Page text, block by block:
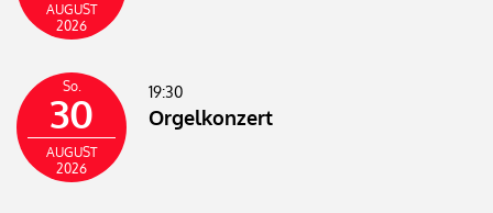
AUGUST
2026
So.
30
AUGUST
2026
19:30
Orgelkonzert